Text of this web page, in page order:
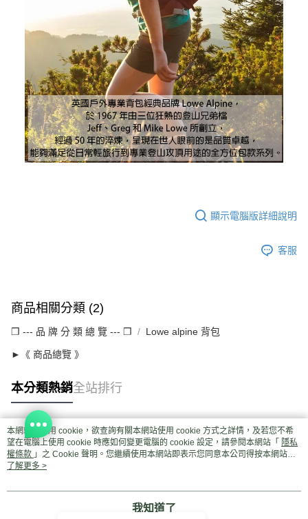
顯示電腦版詳細說明
客服
商品相關分類 (2)
❒ --- 品 牌 分 類 總 覽 --- ❒ Lowe alpine 背包
►《 商品總覽 》
本分類熱銷全站排行
熱門標籤
本網站中使用 cookie，欲查詢有關本網站使用 cookie 方式之詳情，及若您不希
望在電腦上使用 cookie 時應如何變更電腦的 cookie 設定，請參閱本網站「 隱私
權條款 」之 Cookie 聲明。您繼續使用本網站即表示您同意本公司得按本網站使
用條款之 Cookie 聲明使用 cookie。
了解更多 >
我知道了